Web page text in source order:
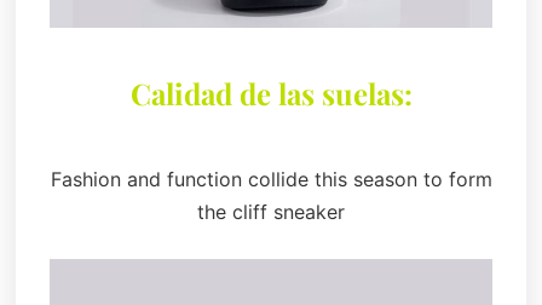
Calidad de las suelas:
Fashion and function collide this season to form
the cliff sneaker